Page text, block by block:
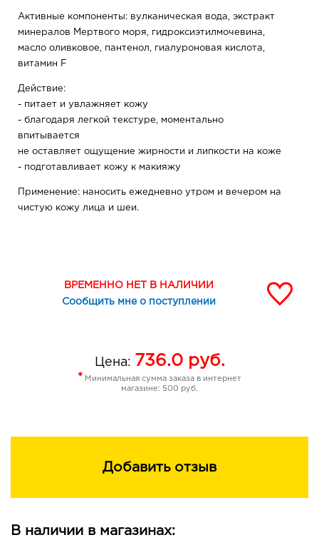
Активные компоненты: вулканическая вода, экстракт
минералов Мертвого моря, гидроксиэтилмочевина,
масло оливковое, пантенол, гиалуроновая кислота,
витамин F
Действие:
- питает и увлажняет кожу
- благодаря легкой текстуре, моментально
впитывается
не оставляет ощущение жирности и липкости на коже
- подготавливает кожу к макияжу
Применение: наносить ежедневно утром и вечером на
чистую кожу лица и шеи.
ВРЕМЕННО НЕТ В НАЛИЧИИ
Сообщить мне о поступлении
Цена: 736.0руб.
* Минимальная сумма заказа в интернет
магазине: 500 руб.
Добавить отзыв
В наличии в магазинах: